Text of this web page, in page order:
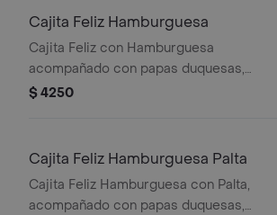
Cajita Feliz Hamburguesa
Cajita Feliz con Hamburguesa
acompañado con papas duquesas,
puré de manzana y bebida pequeña a
$ 4250
Cajita Feliz Hamburguesa Palta
Cajita Feliz Hamburguesa con Palta,
acompañado con papas duquesas,